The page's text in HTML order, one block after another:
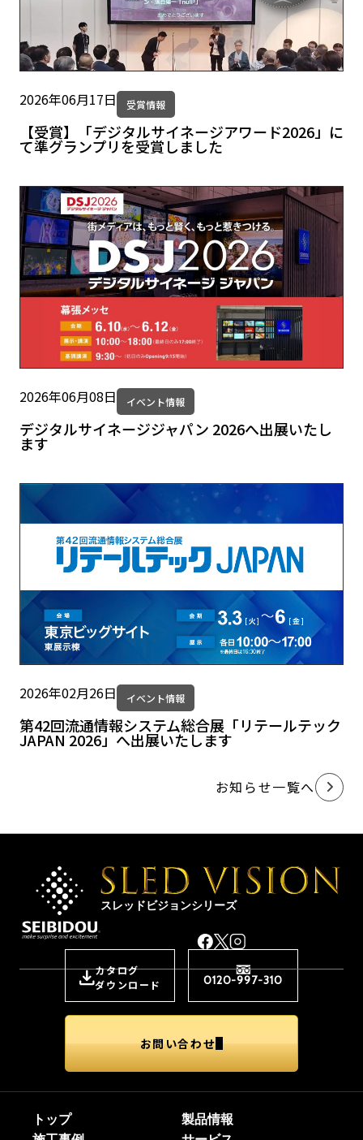
お知らせ一覧へ
2026年06月17日 受賞情報
【受賞】「デジタルサイネージアワード2026」に
て準グランプリを受賞しました
2026年06月08日 イベント情報
デジタルサイネージジャパン 2026へ出展いたし
ます
2026年02月26日 イベント情報
第42回流通情報システム総合展「リテールテック
JAPAN 2026」へ出展いたします
スレッドビジョンシリーズ
カタログ
ダウンロード
0120-997-310
お問い合わせ
トップ
製品情報